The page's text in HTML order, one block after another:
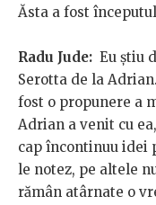
Ăsta a fost
Radu Jude: Eu știu
Serotta de la
fost o propunere a
Adrian a venit cu
cap încontinuu idei
le notez, pe altele
rămân atârnate o